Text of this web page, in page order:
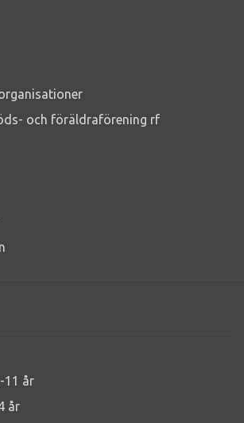
och föräldraförening rf
11 år
år